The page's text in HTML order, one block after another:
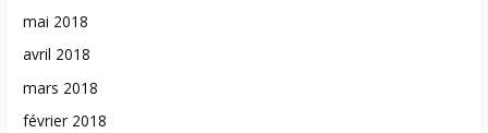
mai 2018
avril 2018
mars 2018
février 2018